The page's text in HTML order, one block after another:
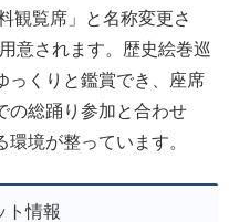
観覧席」と名称変更さ
意されます。歴史絵巻巡
っくりと鑑賞でき、座席
の総踊り参加と合わせ
境が整っています。
ト情報